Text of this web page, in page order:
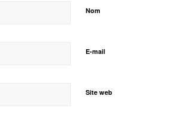
Nom
E-mail
Site web